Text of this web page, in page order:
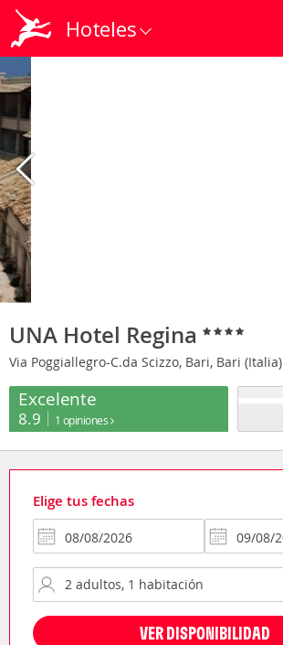
Hoteles
UNA Hotel Regina
Via Poggiallegro-C.da Scizzo, Bari, Bari (Italia)
Excelente
8.9 1 opiniones
Elige tus fechas
VER DISPONIBILIDAD